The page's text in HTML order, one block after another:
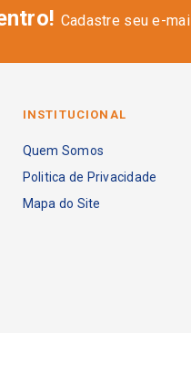
Cadastre seu e-
INSTITUCIONAL
Quem Somos
Politica de Privacidade
Mapa do Site